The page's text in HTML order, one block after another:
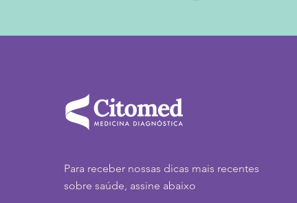
Para receber nossas dicas mais recentes
sobre saúde, assine abaixo